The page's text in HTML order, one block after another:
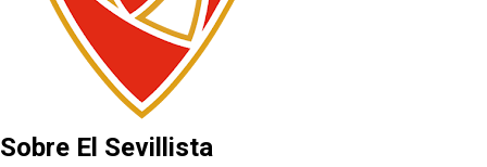
Sobre El Sevillista